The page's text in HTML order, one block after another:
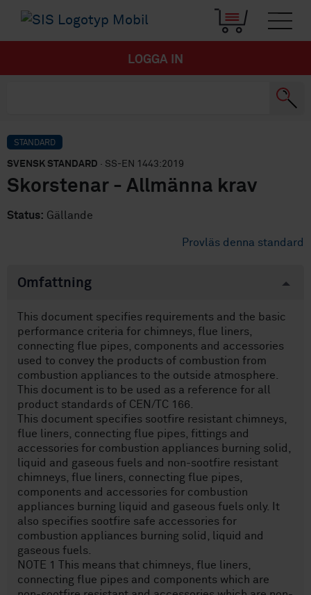
LOGGA IN
STANDARD
SVENSK STANDARD · SS-EN 1443:2019
Skorstenar - Allmänna krav
Status: Gällande
Provläs denna standard
Omfattning
This document specifies requirements and the basic
performance criteria for chimneys, flue liners,
connecting flue pipes, components and accessories
used to convey the products of combustion from
combustion appliances to the outside atmosphere.
This document is to be used as a reference for all
product standards of CEN/TC 166.
This document specifies sootfire resistant chimneys,
flue liners, connecting flue pipes, fittings and
accessories for combustion appliances burning solid,
liquid and gaseous fuels and non-sootfire resistant
chimneys, flue liners, connecting flue pipes,
components and accessories for combustion
appliances burning liquid and gaseous fuels only. It
also specifies sootfire safe accessories for
combustion appliances burning solid, liquid and
gaseous fuels.
NOTE 1 This means that chimneys, flue liners,
connecting flue pipes and components which are